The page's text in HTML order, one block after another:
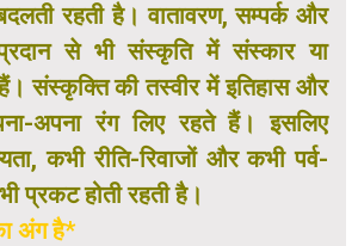
रहती है। वातावरण, सम्पर्क और
से भी संस्कृति में संस्कार या
संस्कृक्ति की तस्वीर में इतिहास और
अपना रंग लिए रहते हैं। इसलिए
कभी रीति-रिवाजों और कभी पर्व-
प्रकट होती रहती है।
अंग है*